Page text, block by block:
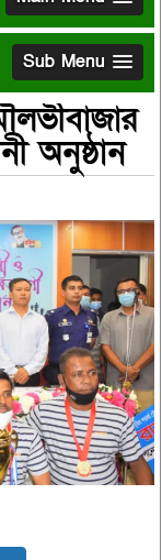
Sub Menu
অনুষ্ঠান